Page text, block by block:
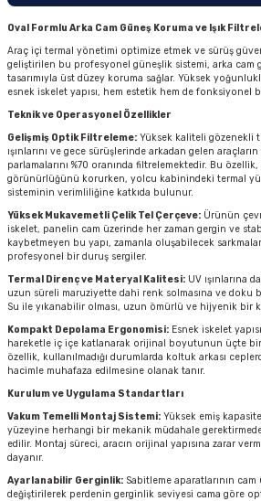
Oval Formlu Arka Cam Güneş Koruma ve Işık
Araç içi termal yönetimi optimize etmek ve sürüş
geliştirilen bu profesyonel güneşlik sistemi, arka cam
tasarımıyla üst düzey koruma sağlar. Yüksek
esnek iskelet yapısı, hem estetik hem de fonksiyonel
Teknik ve Operasyonel Özellikler
Gelişmiş Optik Filtreleme: Yüksek kaliteli gözenekli
ışınlarını ve gece sürüşlerinde arkadan gelen
parlamalarını %70 oranında filtrelemektedir. Bu
görünürlüğünü korurken, yolcu kabinindeki termal
sisteminin verimliliğine katkıda bulunur.
Yüksek Mukavemetli Çelik Tel Çerçeve: Ürünün
iskelet, panelin cam üzerinde her zaman gergin ve
kaybetmeyen bu yapı, zamanla oluşabilecek
profesyonel bir duruş sergiler.
Termal Direnç ve Materyal Kalitesi: UV ışınlarına
uzun süreli maruziyette dahi renk solmasına ve doku
Su ile yıkanabilir olması, uzun ömürlü ve hijyenik bir
Kompakt Depolama Ergonomisi: Esnek iskelet
hareketle iç içe katlanarak orijinal boyutunun üçte
özellik, kullanılmadığı durumlarda koltuk arkası
hacimle muhafaza edilmesine olanak tanır.
Kurulum ve Uygulama Standartları
Vakum Temelli Montaj Sistemi: Yüksek emiş
yüzeyine herhangi bir mekanik müdahale
edilir. Montaj süreci, aracın orijinal yapısına zarar
dayanır.
Ayarlanabilir Gerginlik: Sabitleme aparatlarının
değiştirilerek perdenin gerginlik seviyesi cama göre